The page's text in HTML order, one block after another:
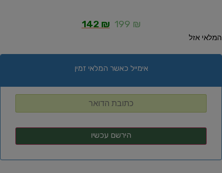
199 ₪
142 ₪
המלאי אזל
אימייל כאשר המלאי זמין